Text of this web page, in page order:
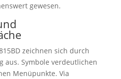
gewesen.
zeichnen sich durch
aus. Symbole verdeutlichen
Menüpunkte. Via